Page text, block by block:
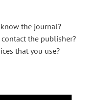
the journal?
the publisher?
that you use?